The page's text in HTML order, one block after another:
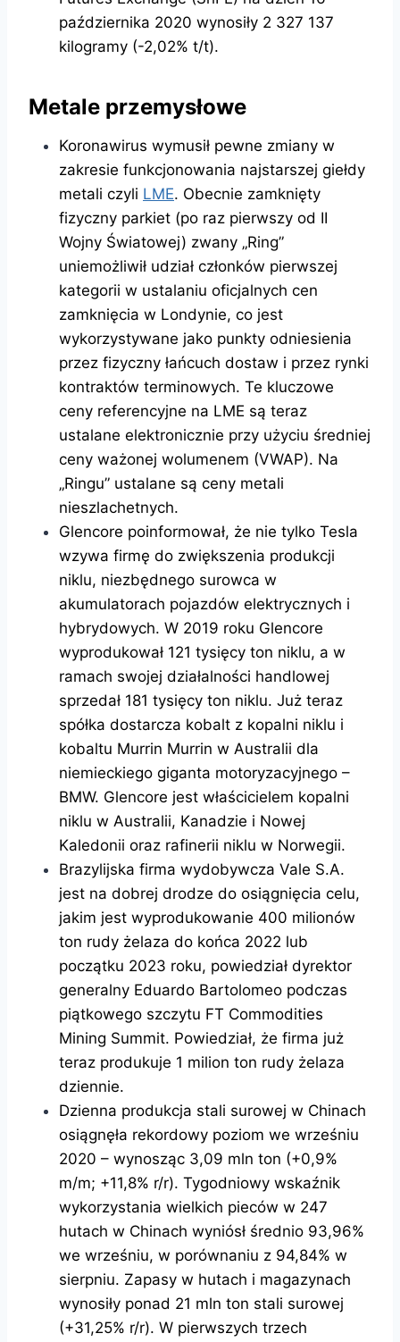
października 2020 wynosiły 2 327 137
kilogramy (-2,02% t/t).
Metale przemysłowe
Koronawirus wymusił pewne zmiany w
zakresie funkcjonowania najstarszej giełdy
metali czyli LME. Obecnie zamknięty
fizyczny parkiet (po raz pierwszy od II
Wojny Światowej) zwany „Ring”
uniemożliwił udział członków pierwszej
kategorii w ustalaniu oficjalnych cen
zamknięcia w Londynie, co jest
wykorzystywane jako punkty odniesienia
przez fizyczny łańcuch dostaw i przez rynki
kontraktów terminowych. Te kluczowe
ceny referencyjne na LME są teraz
ustalane elektronicznie przy użyciu średniej
ceny ważonej wolumenem (VWAP). Na
„Ringu” ustalane są ceny metali
nieszlachetnych.
Glencore poinformował, że nie tylko Tesla
wzywa firmę do zwiększenia produkcji
niklu, niezbędnego surowca w
akumulatorach pojazdów elektrycznych i
hybrydowych. W 2019 roku Glencore
wyprodukował 121 tysięcy ton niklu, a w
ramach swojej działalności handlowej
sprzedał 181 tysięcy ton niklu. Już teraz
spółka dostarcza kobalt z kopalni niklu i
kobaltu Murrin Murrin w Australii dla
niemieckiego giganta motoryzacyjnego –
BMW. Glencore jest właścicielem kopalni
niklu w Australii, Kanadzie i Nowej
Kaledonii oraz rafinerii niklu w Norwegii.
Brazylijska firma wydobywcza Vale S.A.
jest na dobrej drodze do osiągnięcia celu,
jakim jest wyprodukowanie 400 milionów
ton rudy żelaza do końca 2022 lub
początku 2023 roku, powiedział dyrektor
generalny Eduardo Bartolomeo podczas
piątkowego szczytu FT Commodities
Mining Summit. Powiedział, że firma już
teraz produkuje 1 milion ton rudy żelaza
dziennie.
Dzienna produkcja stali surowej w Chinach
osiągnęła rekordowy poziom we wrześniu
2020 – wynosząc 3,09 mln ton (+0,9%
m/m; +11,8% r/r). Tygodniowy wskaźnik
wykorzystania wielkich pieców w 247
hutach w Chinach wyniósł średnio 93,96%
we wrześniu, w porównaniu z 94,84% w
sierpniu. Zapasy w hutach i magazynach
wynosiły ponad 21 mln ton stali surowej
(+31,25% r/r). W pierwszych trzech